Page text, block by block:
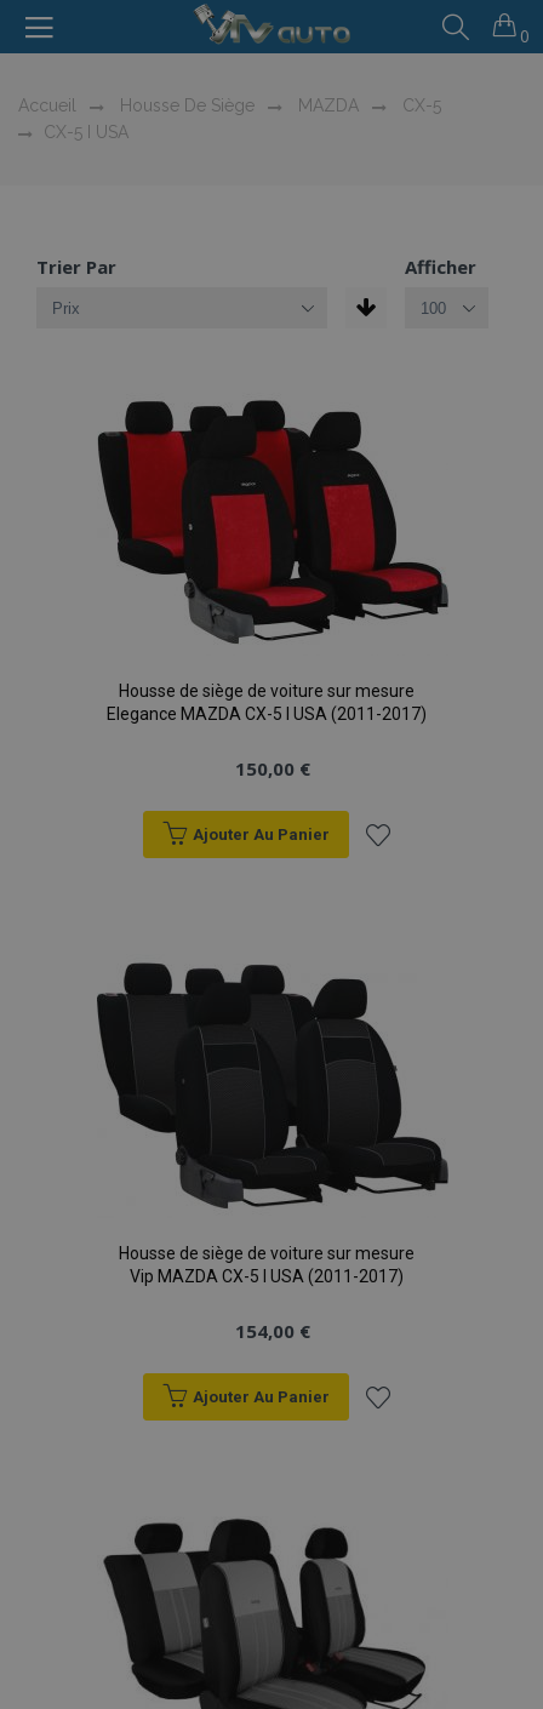
0
Accueil Housse De Siège MAZDA
CX-5
CX-5 I USA
Trier Par Afficher
Housse de siège de voiture sur mesure
Elegance MAZDA CX-5 I USA (2011-2017)
150,00 €
Ajouter Au Panier
liste
d'achats
Housse de siège de voiture sur mesure
Vip MAZDA CX-5 I USA (2011-2017)
154,00 €
Ajouter Au Panier
d'achats